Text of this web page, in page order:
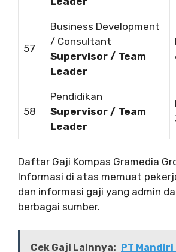
57
Business Development
/ Consultant
Supervisor / Team
Leader
58
Pendidikan
Supervisor / Team
Leader
Daftar Gaji Kompas Gramedia
Informasi di atas memuat
dan informasi gaji yang admin
berbagai sumber.
Cek Gaji Lainnya: PT Mandiri